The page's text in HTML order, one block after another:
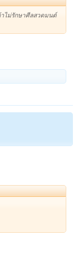
าไม่รักษาศีลสวดมนต์